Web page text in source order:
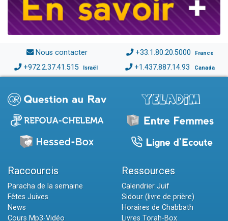
Nous contacter +33.1.80.20.5000 France
+972.2.37.41.515 Israël +1.437.887.14.93 Canada
Raccourcis
Paracha de la semaine
Fêtes Juives
News
Cours Mp3-Vidéo
Ressources
Calendrier Juif
Sidour (livre de prière)
Horaires de Chabbath
Livres Torah-Box